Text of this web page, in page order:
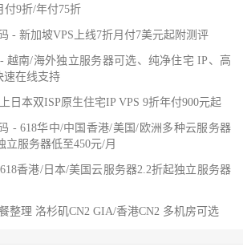
付9折/年付75折
- 新加坡VPS上线7折月付7美元起附测评
越南/海外独立服务器可选、纯净住宅 IP、高
速在线支持
日本双ISP原生住宅IP VPS 9折年付900元起
- 618华中/中国香港/美国/欧洲多种云服务器
立服务器低至450元/月
香港/日本/美国云服务器2.2折起独立服务器
整理 洛杉矶CN2 GIA/香港CN2 多机房可选